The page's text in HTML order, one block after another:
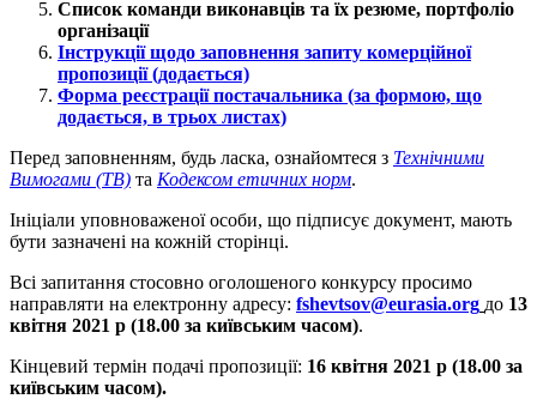
Список команди виконавців та їх резюме, портфоліо
організації
Інструкції щодо заповнення запиту комерційної
пропозиції (додається)
Форма реєстрації постачальника (за формою, що
додається, в трьох листах)
Перед заповненням, будь ласка, ознайомтеся з Технічними
Вимогами (ТВ) та Кодексом етичних норм.
Ініціали уповноваженої особи, що підписує документ, мають
бути зазначені на кожній сторінці.
Всі запитання стосовно оголошеного конкурсу просимо
направляти на електронну адресу: fshevtsov@eurasia.org до 13
квітня 2021 р (18.00 за київським часом).
Кінцевий термін подачі пропозиції: 16 квітня 2021 р (18.00 за
київським часом).